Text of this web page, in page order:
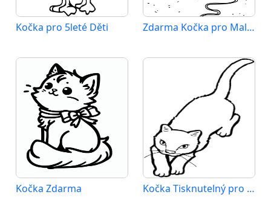
Kočka pro 5leté Děti Zdarma Kočka pro Malé Děti
Kočka Zdarma Kočka Tisknutelný pro Děti